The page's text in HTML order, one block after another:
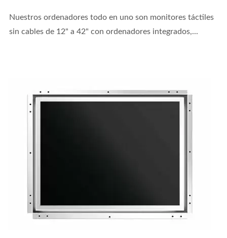
Nuestros ordenadores todo en uno son monitores táctiles
sin cables de 12" a 42" con ordenadores integrados,...